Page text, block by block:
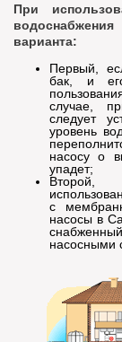
При
варианта:
Первый,
бак, и
случае,
следует
уровень
насосу о
упадет;
Второй,
с
насосы в
насосными